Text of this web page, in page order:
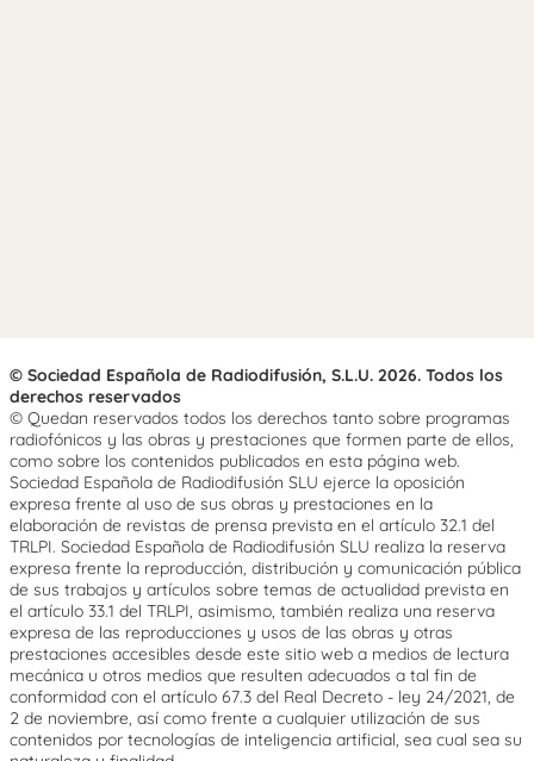
© Sociedad Española de Radiodifusión, S.L.U. 2026. Todos los
derechos reservados
© Quedan reservados todos los derechos tanto sobre programas
radiofónicos y las obras y prestaciones que formen parte de ellos,
como sobre los contenidos publicados en esta página web.
Sociedad Española de Radiodifusión SLU ejerce la oposición
expresa frente al uso de sus obras y prestaciones en la
elaboración de revistas de prensa prevista en el artículo 32.1 del
TRLPI. Sociedad Española de Radiodifusión SLU realiza la reserva
expresa frente la reproducción, distribución y comunicación pública
de sus trabajos y artículos sobre temas de actualidad prevista en
el artículo 33.1 del TRLPI, asimismo, también realiza una reserva
expresa de las reproducciones y usos de las obras y otras
prestaciones accesibles desde este sitio web a medios de lectura
mecánica u otros medios que resulten adecuados a tal fin de
conformidad con el artículo 67.3 del Real Decreto - ley 24/2021, de
2 de noviembre, así como frente a cualquier utilización de sus
contenidos por tecnologías de inteligencia artificial, sea cual sea su